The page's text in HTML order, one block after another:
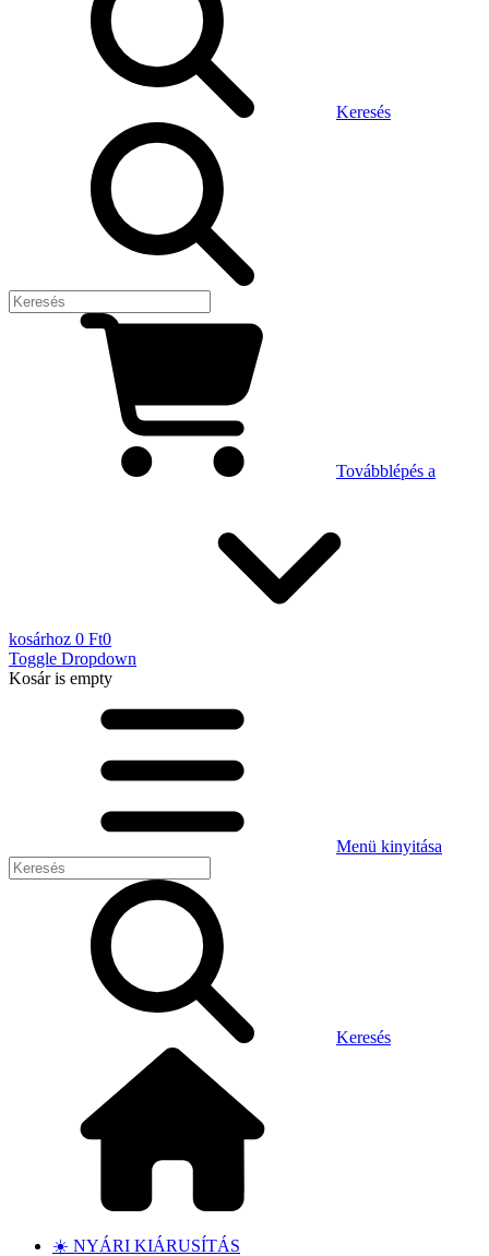
Keresés
Továbblépés a
kosárhoz 0 Ft0
Toggle Dropdown
Kosáris empty
Menü kinyitása
Keresés
☀️ NYÁRI KIÁRUSÍTÁS